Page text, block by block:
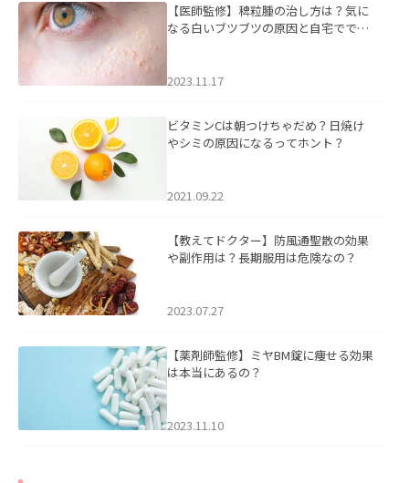
【医師監修】稗粒腫の治し方は？気に
なる白いブツブツの原因と自宅ででき
2023.11.17
ビタミンCは朝つけちゃだめ？日焼け
やシミの原因になるってホント？
2021.09.22
【教えてドクター】防風通聖散の効果
や副作用は？長期服用は危険なの？
2023.07.27
【薬剤師監修】ミヤBM錠に痩せる効果
は本当にあるの？
2023.11.10